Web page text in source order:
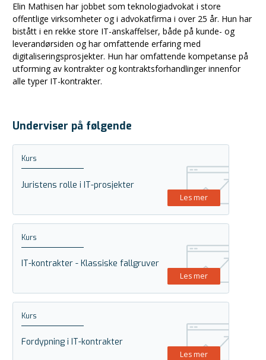
Elin Mathisen har jobbet som teknologiadvokat i store
offentlige virksomheter og i advokatfirma i over 25 år. Hun har
bistått i en rekke store IT-anskaffelser, både på kunde- og
leverandørsiden og har omfattende erfaring med
digitaliseringsprosjekter. Hun har omfattende kompetanse på
utforming av kontrakter og kontraktsforhandlinger innenfor
alle typer IT-kontrakter.
Underviser på følgende
Kurs
Juristens rolle i IT-prosjekter
Les mer
Kurs
IT-kontrakter - Klassiske fallgruver
Les mer
Kurs
Fordypning i IT-kontrakter
Les mer